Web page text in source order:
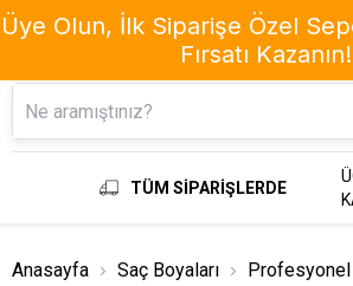
TÜM SİPARİŞLERDE
Anasayfa Saç Boyaları
Profesyonel
Üye Olun, İlk Siparişe Özel
Fırsatı Kazanın!